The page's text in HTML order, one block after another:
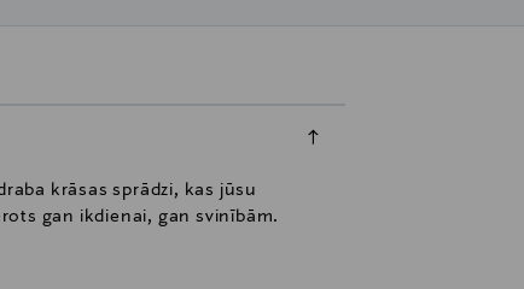
krāsas sprādzi, kas jūsu
gan ikdienai, gan svinībām.